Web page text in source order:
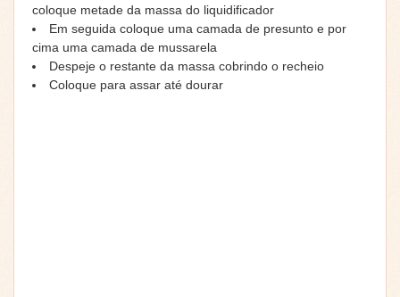
coloque metade da massa do liquidificador
Em seguida coloque uma camada de presunto e por
cima uma camada de mussarela
Despeje o restante da massa cobrindo o recheio
Coloque para assar até dourar